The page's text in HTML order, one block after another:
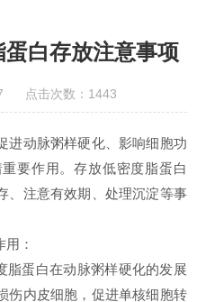
白存放注意事项
点击次数：1443
动脉粥样硬化、影响细胞功
要作用。存放低密度脂蛋白
、注意有效期、处理沉淀等事
用：
蛋白在动脉粥样硬化的发展
伤内皮细胞，促进单核细胞转